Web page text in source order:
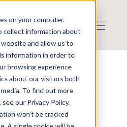
on your computer.
collect information about
and allow us to
information in order to
browsing experience
about our visitors both
To find out more
our Privacy Policy.
won’t be tracked